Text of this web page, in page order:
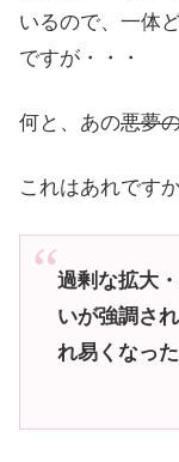
いるので、一体
ですが・・・
何と、あの悪夢
これはあれです
過剰な拡大
いが強調さ
れ易くなっ